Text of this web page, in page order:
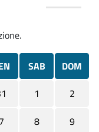
SAB
DOM
1
2
7 8 9